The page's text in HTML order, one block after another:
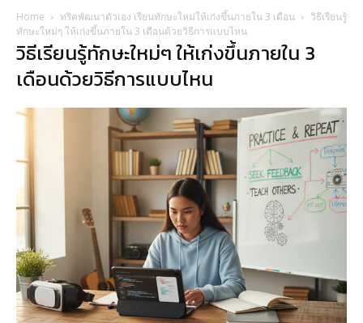
Home ทริคพัฒนาตัวเอง เรียนทักษะใหม่ให้เก่งขึ้นภายใน 3 เดือน
วิธีเรียนรู้
ทักษะใหม่ๆ ให้เก่งขึ้นภายใน 3 เดือนด้วยวิธีการแบบไหน
วิธีเรียนรู้ทักษะใหม่ๆ ให้เก่งขึ้นภายใน 3
เดือนด้วยวิธีการแบบไหน